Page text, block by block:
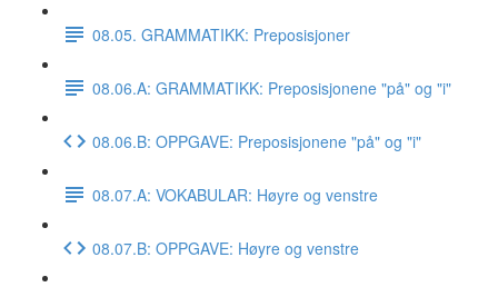
08.05. GRAMMATIKK: Preposisjoner
08.06.A: GRAMMATIKK: Preposisjonene "på" og "i"
08.06.B: OPPGAVE: Preposisjonene "på" og "i"
08.07.A: VOKABULAR: Høyre og venstre
08.07.B: OPPGAVE: Høyre og venstre